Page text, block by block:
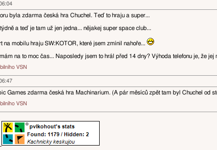
byla zdarma česká hra Chuchel. Teď to hraju a super...
a teď je tam už jen jedna... nějakej super space club...
na mobilu hraju SW:KOTOR, které jsem zmínil nahoře...
na to moc čas... Naposledy jsem to hrál před 14 dny? Výhoda telefonu je, že jej
VSN
Games zdarma česká hra Machinarium. (A pár měsíců zpět tam byl Chuchel od
VSN